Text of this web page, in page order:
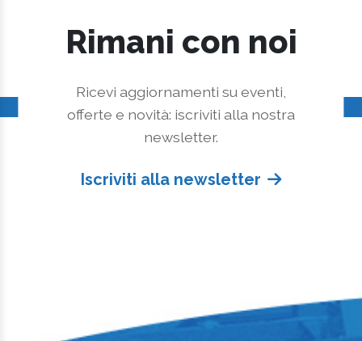
Rimani con noi
Ricevi aggiornamenti su eventi,
offerte e novità: iscriviti alla nostra
newsletter.
Iscriviti alla newsletter